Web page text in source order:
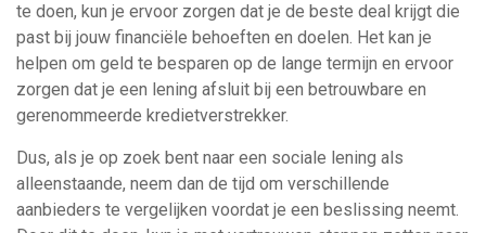
te doen, kun je ervoor zorgen dat je de beste deal krijgt die
past bij jouw financiële behoeften en doelen. Het kan je
helpen om geld te besparen op de lange termijn en ervoor
zorgen dat je een lening afsluit bij een betrouwbare en
gerenommeerde kredietverstrekker.
Dus, als je op zoek bent naar een sociale lening als
alleenstaande, neem dan de tijd om verschillende
aanbieders te vergelijken voordat je een beslissing neemt.